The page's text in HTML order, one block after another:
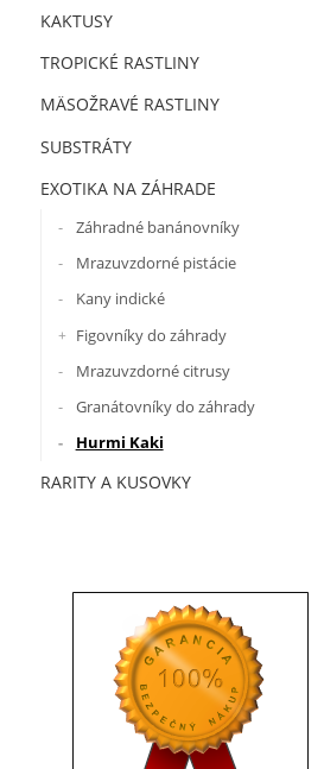
KAKTUSY
TROPICKÉ RASTLINY
MÄSOŽRAVÉ RASTLINY
SUBSTRÁTY
EXOTIKA NA ZÁHRADE
Záhradné banánovníky
Mrazuvzdorné pistácie
Kany indické
Figovníky do záhrady
Mrazuvzdorné citrusy
Granátovníky do záhrady
Hurmi Kaki
RARITY A KUSOVKY